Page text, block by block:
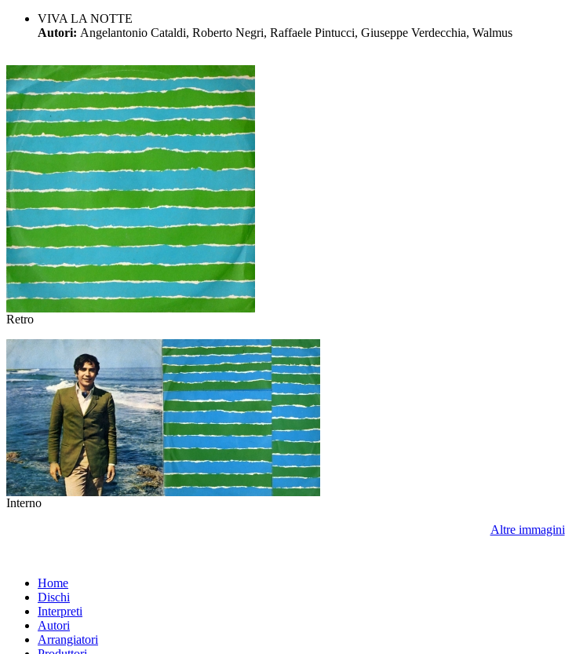
VIVA LA NOTTE
Autori: Angelantonio Cataldi, Roberto Negri, Raffaele Pintucci, Giuseppe Verdecchia, Walmus
Retro
Interno
Altre immagini
Home
Dischi
Interpreti
Autori
Arrangiatori